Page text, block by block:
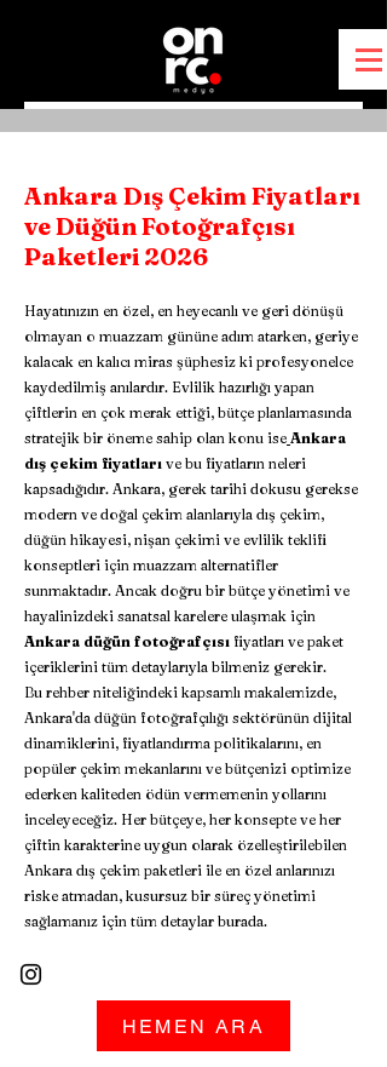
Ankara Dış Çekim Fiyatları
ve Düğün Fotoğrafçısı
Paketleri 2026
Hayatınızın en özel, en heyecanlı ve geri dönüşü
olmayan o muazzam gününe adım atarken, geriye
kalacak en kalıcı miras şüphesiz ki profesyonelce
kaydedilmiş anılardır. Evlilik hazırlığı yapan
çiftlerin en çok merak ettiği, bütçe planlamasında
stratejik bir öneme sahip olan konu ise Ankara
dış çekim fiyatları ve bu fiyatların neleri
kapsadığıdır. Ankara, gerek tarihi dokusu gerekse
modern ve doğal çekim alanlarıyla dış çekim,
düğün hikayesi, nişan çekimi ve evlilik teklifi
konseptleri için muazzam alternatifler
sunmaktadır. Ancak doğru bir bütçe yönetimi ve
hayalinizdeki sanatsal karelere ulaşmak için
Ankara düğün fotoğrafçısı fiyatları ve paket
içeriklerini tüm detaylarıyla bilmeniz gerekir.
Bu rehber niteliğindeki kapsamlı makalemizde,
Ankara'da düğün fotoğrafçılığı sektörünün dijital
dinamiklerini, fiyatlandırma politikalarını, en
popüler çekim mekanlarını ve bütçenizi optimize
ederken kaliteden ödün vermemenin yollarını
inceleyeceğiz. Her bütçeye, her konsepte ve her
çiftin karakterine uygun olarak özelleştirilebilen
Ankara dış çekim paketleri ile en özel anlarınızı
riske atmadan, kusursuz bir süreç yönetimi
sağlamanız için tüm detaylar burada.
HEMEN ARA